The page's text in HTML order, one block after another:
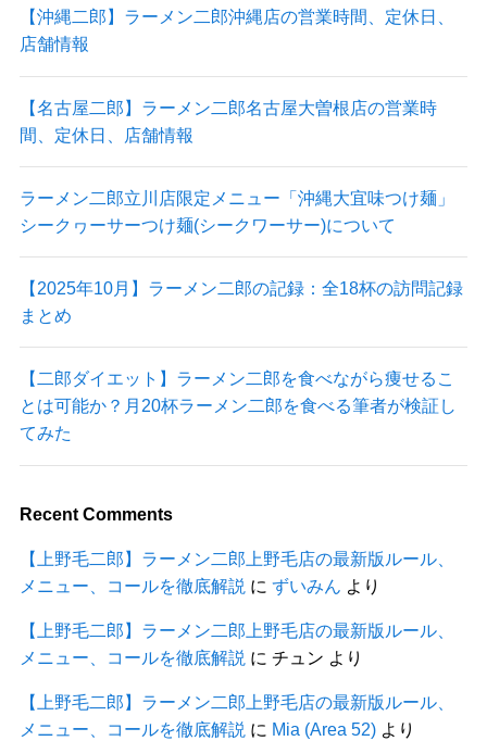
【沖縄二郎】ラーメン二郎沖縄店の営業時間、定休日、
店舗情報
【名古屋二郎】ラーメン二郎名古屋大曽根店の営業時
間、定休日、店舗情報
ラーメン二郎立川店限定メニュー「沖縄大宜味つけ麺」
シークヮーサーつけ麺(シークワーサー)について
【2025年10月】ラーメン二郎の記録：全18杯の訪問記録
まとめ
【二郎ダイエット】ラーメン二郎を食べながら痩せるこ
とは可能か？月20杯ラーメン二郎を食べる筆者が検証し
てみた
Recent Comments
【上野毛二郎】ラーメン二郎上野毛店の最新版ルール、
メニュー、コールを徹底解説 に ずいみん より
【上野毛二郎】ラーメン二郎上野毛店の最新版ルール、
メニュー、コールを徹底解説 に チュン より
【上野毛二郎】ラーメン二郎上野毛店の最新版ルール、
メニュー、コールを徹底解説 に Mia (Area 52)より